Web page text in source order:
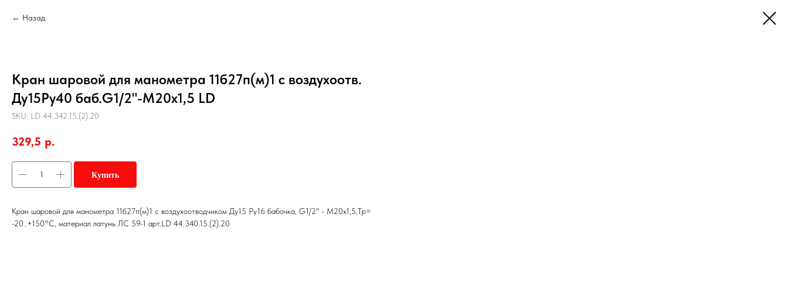
Назад
Кран шаровой для манометра 11б27п(м)1 с воздухоотв.
Ду15Ру40 баб.G1/2"-М20х1,5 LD
SKU: LD 44.342.15.(2).20
329,5 р.
Купить
Кран шаровой для манометра 11б27п(м)1 с воздухоотводчиком Ду15 Ру16 бабочка, G1/2" - М20х1,5,Tр=
-20..+150°C, материал латунь ЛС 59-1 арт.LD 44.340.15.(2).20